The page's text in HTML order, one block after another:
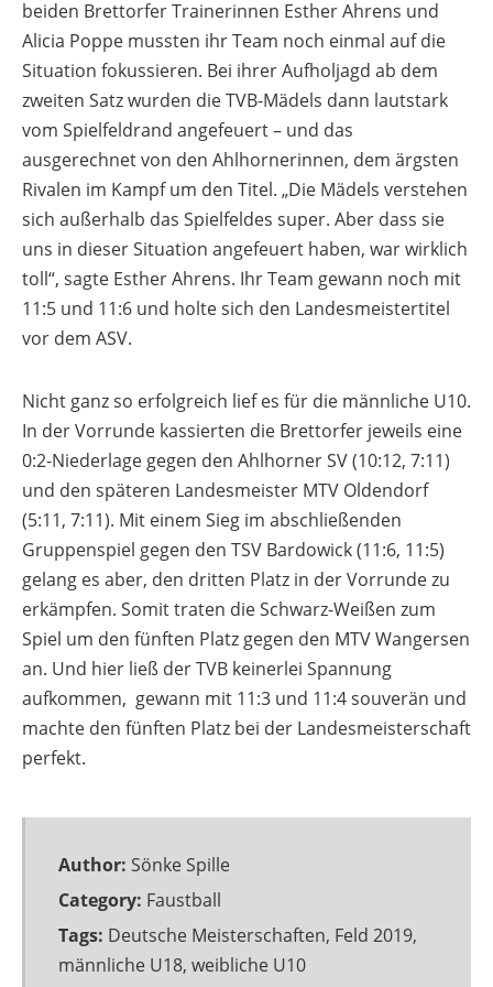
beiden Brettorfer Trainerinnen Esther Ahrens und
Alicia Poppe mussten ihr Team noch einmal auf die
Situation fokussieren. Bei ihrer Aufholjagd ab dem
zweiten Satz wurden die TVB-Mädels dann lautstark
vom Spielfeldrand angefeuert – und das
ausgerechnet von den Ahlhornerinnen, dem ärgsten
Rivalen im Kampf um den Titel. „Die Mädels verstehen
sich außerhalb das Spielfeldes super. Aber dass sie
uns in dieser Situation angefeuert haben, war wirklich
toll“, sagte Esther Ahrens. Ihr Team gewann noch mit
11:5 und 11:6 und holte sich den Landesmeistertitel
vor dem ASV.
Nicht ganz so erfolgreich lief es für die männliche U10.
In der Vorrunde kassierten die Brettorfer jeweils eine
0:2-Niederlage gegen den Ahlhorner SV (10:12, 7:11)
und den späteren Landesmeister MTV Oldendorf
(5:11, 7:11). Mit einem Sieg im abschließenden
Gruppenspiel gegen den TSV Bardowick (11:6, 11:5)
gelang es aber, den dritten Platz in der Vorrunde zu
erkämpfen. Somit traten die Schwarz-Weißen zum
Spiel um den fünften Platz gegen den MTV Wangersen
an. Und hier ließ der TVB keinerlei Spannung
aufkommen, gewann mit 11:3 und 11:4 souverän und
machte den fünften Platz bei der Landesmeisterschaft
perfekt.
Author: Sönke Spille
Category: Faustball
Tags: Deutsche Meisterschaften, Feld 2019,
männliche U18, weibliche U10